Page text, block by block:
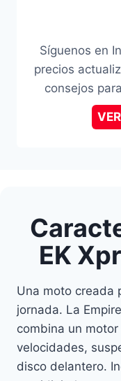
Síguenos en
precios
consejos
EK
Una moto creada
jornada. La
combina un
velocidades,
disco delantero.